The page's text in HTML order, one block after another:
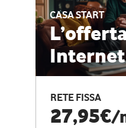
CASA START
Internet
RETE FISSA
27,95€/
CASA